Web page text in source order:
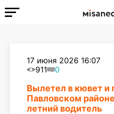
17 июня 2026 16:07
911
0
Вылетел в кювет и
Павловском
летний водитель